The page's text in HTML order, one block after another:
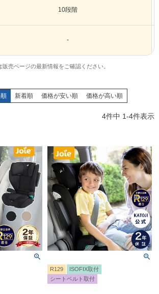
10段階
-
売ページの最新情報をご確認ください。
新着順 価格が安い順 価格が高い順
4件中 1-4件表示
R129
ISOFIX取付
シートベルト取付